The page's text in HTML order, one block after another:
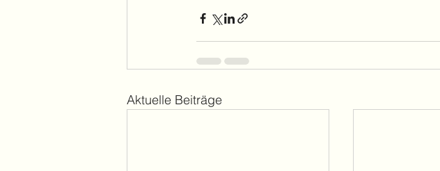
Aktuelle Beiträge